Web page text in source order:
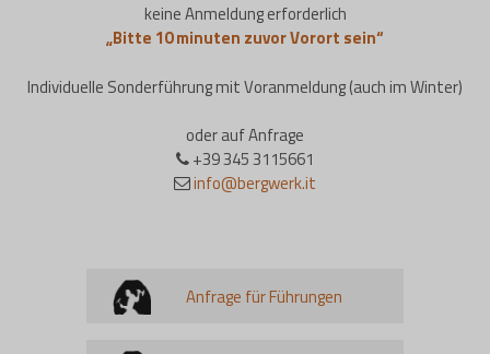
keine Anmeldung erforderlich
„Bitte 10 minuten zuvor Vorort sein“
Individuelle Sonderführung mit Voranmeldung (auch im Winter)
oder auf Anfrage
+39 345 3115661
info@bergwerk.it
Anfrage für Führungen